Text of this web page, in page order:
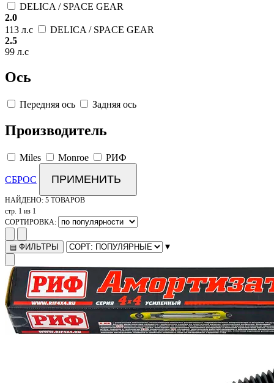
DELICA / SPACE GEAR
2.0
113 л.с
DELICA / SPACE GEAR
2.5
99 л.с
Ось
Передняя ось Задняя ось
Производитель
Miles Monroe РИФ
СБРОС ПРИМЕНИТЬ
НАЙДЕНО: 5 ТОВАРОВ
стр. 1 из 1
СОРТИРОВКА:
▤ ФИЛЬТРЫ ▾